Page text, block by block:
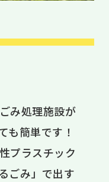
み処理施設が
も簡単です！
プラスチック
ごみ」で出す